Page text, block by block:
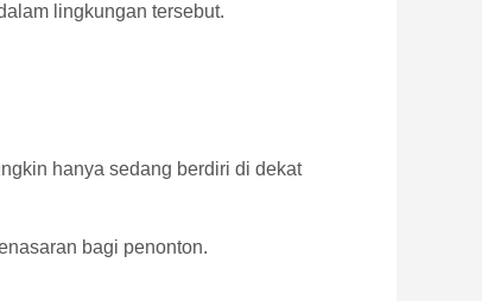
lingkungan tersebut.
hanya sedang berdiri di dekat
bagi penonton.